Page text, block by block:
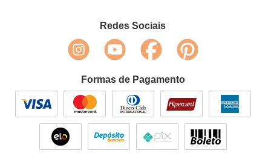
Redes Sociais
Formas de Pagamento